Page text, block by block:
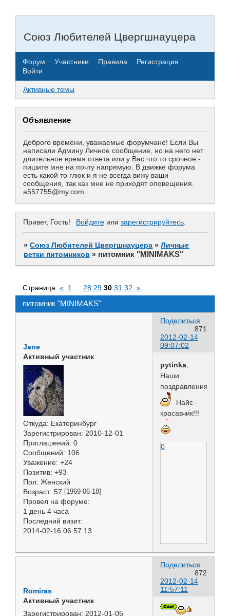
Союз Любителей Цвергшнауцера
Форум Участники Правила
Регистрация
Войти
Активные темы
Объявление
Доброго времени, уважаемые форумчане! Если Вы
написали Админу Личное сообщение, но на него нет
длительное время ответа или у Вас что то срочное -
пишите мне на почту напрямую. В движке форума
есть какой то глюк и я не всегда вижу ваши
сообщения, так как мне не приходят оповещения.
a557755@my.com
Привет, Гость! Войдите или зарегистрируйтесь.
»Союз Любителей Цвергшнауцера »Личные
ветки питомников » питомник "MINIMAKS"
питомник "MINIMAKS"
Страница: « 1 28 29 30 31 32 »
Поделиться
871
2012-02-14
09:07:02
Jane
Активный участник
Откуда: Екатеринбург
Зарегистрирован: 2010-12-01
Приглашений: 0
Сообщений: 106
Уважение: +24
Позитив: +93
Пол: Женский
Возраст: 57 [1969-06-18]
Провел на форуме:
1 день 4 часа
Последний визит:
2014-02-16 06:57:13
pytinka
Наши
поздравления!!!
Найс -
красавчик!!!
0
Поделиться
872
2012-02-14
11:57:11
Romiras
Активный участник
Зарегистрирован: 2012-01-05